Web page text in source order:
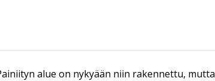
alue on nykyään niin rakennettu, mutta